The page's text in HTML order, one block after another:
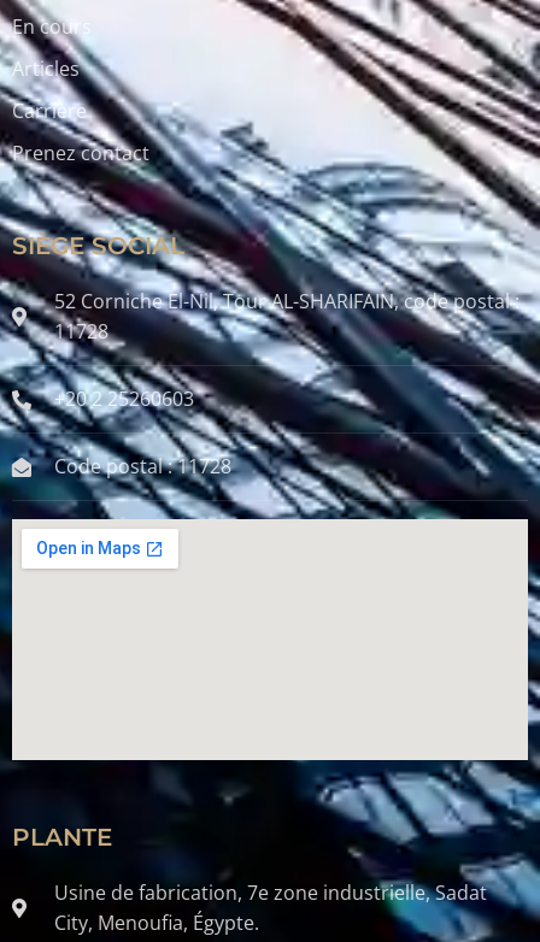
En cours
Articles
Carrière
Prenez contact
SIÈGE SOCIAL
52 Corniche El-Nil, Tour AL-SHARIFAIN, code postal :
11728
+20 2 25260603
Code postal : 11728
PLANTE
Usine de fabrication, 7e zone industrielle, Sadat
City, Menoufia, Égypte.